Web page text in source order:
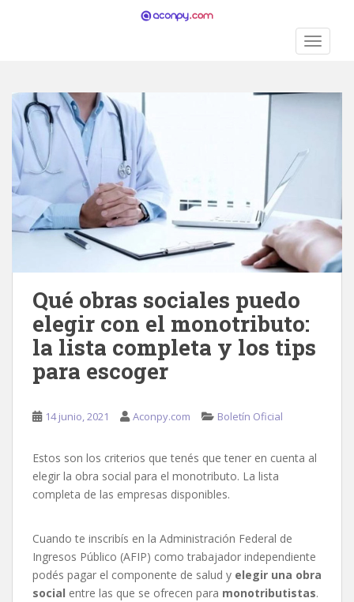
Qué obras sociales puedo
elegir con el monotributo:
la lista completa y los tips
para escoger
14 junio, 2021 Aconpy.com Boletín Oficial
Estos son los criterios que tenés que tener en cuenta al
elegir la obra social para el monotributo. La lista
completa de las empresas disponibles.
Cuando te inscribís en la Administración Federal de
Ingresos Público (AFIP) como trabajador independiente
podés pagar el componente de salud y elegir una obra
social entre las que se ofrecen para monotributistas.